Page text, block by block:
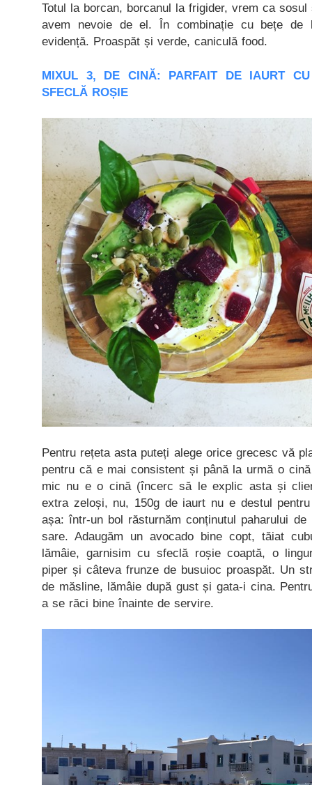
Totul la borcan, borcanul la frigider, vrem ca
avem nevoie de el. În combinație cu bețe de
evidență. Proaspăt și verde, caniculă food.
MIXUL 3, DE CINĂ: PARFAIT DE IAURT
SFECLĂ ROȘIE
Pentru rețeta asta puteți alege orice grecesc vă
pentru că e mai consistent și până la urmă o
mic nu e o cină (încerc să le explic asta și
extra zeloși, nu, 150g de iaurt nu e destul
așa: într-un bol răsturnăm conținutul paharului
sare. Adaugăm un avocado bine copt, tăiat
lămâie, garnisim cu sfeclă roșie coaptă, o
piper și câteva frunze de busuioc proaspăt. Un
de măsline, lămâie după gust și gata-i cina.
a se răci bine înainte de servire.